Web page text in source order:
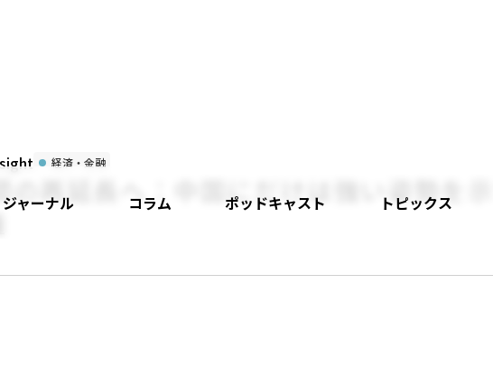
ジャーナル コラム ポッドキャスト トピックス
経済・金融
再延長へ：中国にだけは強い姿勢を示